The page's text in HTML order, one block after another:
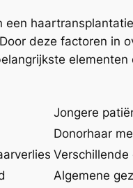
een
deze factoren in
Jongere
Donorhaar
Algemene